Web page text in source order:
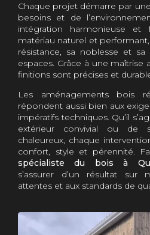
Chaque projet démarre par
besoins et de
intégration harmonieuse et
matériau naturel et
résistance, sa noblesse et
espaces. Grâce à une maîtrise
finitions sont précises et
Les aménagements bois
répondent aussi bien aux
impératifs techniques. Qu’il
extérieur convivial ou de
chaleureux, chaque
confort, style et pérennité.
spécialiste du bois à
s’assurer d’un résultat sur
attentes et aux standards de